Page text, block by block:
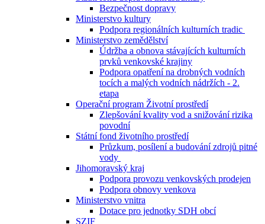
Bezpečnost dopravy
Ministerstvo kultury
Podpora regionálních kulturních tradic
Ministerstvo zemědělství
Údržba a obnova stávajících kulturních
prvků venkovské krajiny
Podpora opatření na drobných vodních
tocích a malých vodních nádržích - 2.
etapa
Operační program Životní prostředí
Zlepšování kvality vod a snižování rizika
povodní
Státní fond životního prostředí
Průzkum, posílení a budování zdrojů pitné
vody
Jihomoravský kraj
Podpora provozu venkovských prodejen
Podpora obnovy venkova
Ministerstvo vnitra
Dotace pro jednotky SDH obcí
SZIF